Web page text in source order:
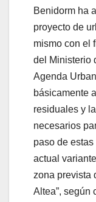
Benidorm ha
proyecto de
mismo con el
del Ministerio
Agenda
básicamente
residuales y
necesarios
paso de
actual
zona prevista
Altea”, según